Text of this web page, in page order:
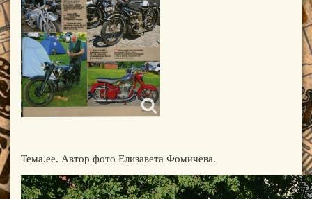
Тема.ее. Автор фото Елизавета Фомичева.